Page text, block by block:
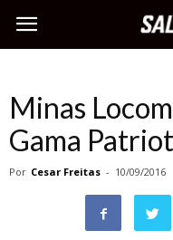
Minas
Gama
Por Cesar Freitas - 10/09/2016